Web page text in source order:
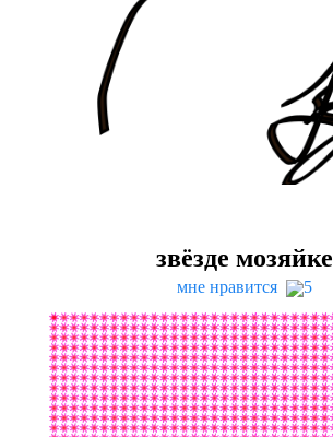
звёзде мозяйке
мне нравится 5